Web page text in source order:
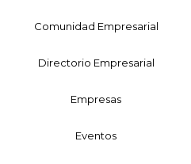
Comunidad Empresarial
Directorio Empresarial
Empresas
Eventos